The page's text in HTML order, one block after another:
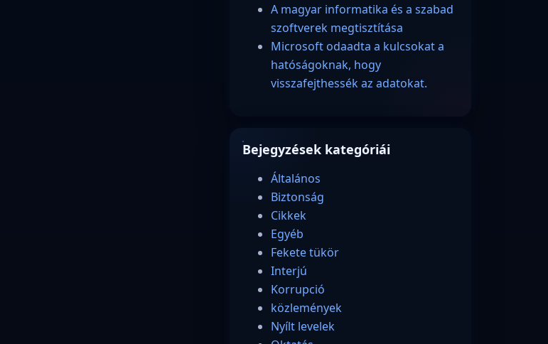
A magyar informatika és a szabad
szoftverek megtisztítása
Microsoft odaadta a kulcsokat a
hatóságoknak, hogy
visszafejthessék az adatokat.
Bejegyzések kategóriái
Általános
Biztonság
Cikkek
Egyéb
Fekete tükör
Interjú
Korrupció
közlemények
Nyílt levelek